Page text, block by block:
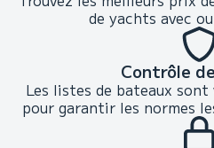
de yachts avec
Contrôle
Les listes de bateaux
pour garantir les normes